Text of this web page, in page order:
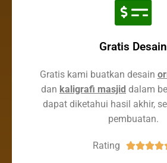
Gratis Desain
Gratis kami buatkan desain
dan kaligrafi masjid dalam
dapat diketahui hasil akhir,
pembuatan.
Rating 